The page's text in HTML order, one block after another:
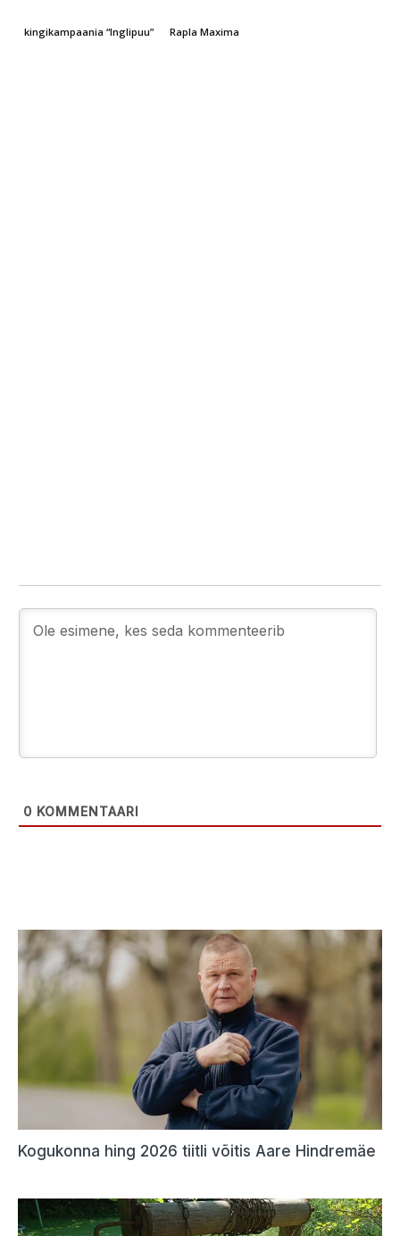
kingikampaania “Inglipuu” Rapla Maxima
0 KOMMENTAARI
Kogukonna hing 2026 tiitli võitis Aare Hindremäe